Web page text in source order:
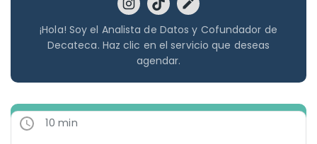
¡Hola! Soy el Analista de Datos y Cofundador de
Decateca. Haz clic en el servicio que deseas
agendar.
10 min